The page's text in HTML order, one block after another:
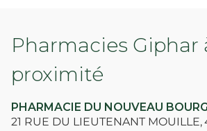
Pharmacies Giphar
proximité
PHARMACIE DU NOUVEAU
21 RUE DU LIEUTENANT MOUILLE,